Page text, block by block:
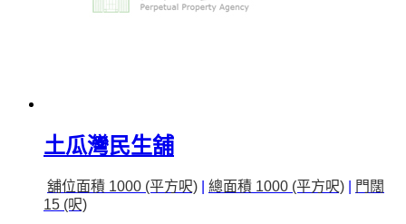
土瓜灣民生舖
舖位面積 1000 (平方呎) 總面積 1000 (平方呎)
門闊
15 (呎)